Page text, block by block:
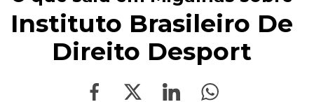
Instituto Brasileiro De
Direito Desport